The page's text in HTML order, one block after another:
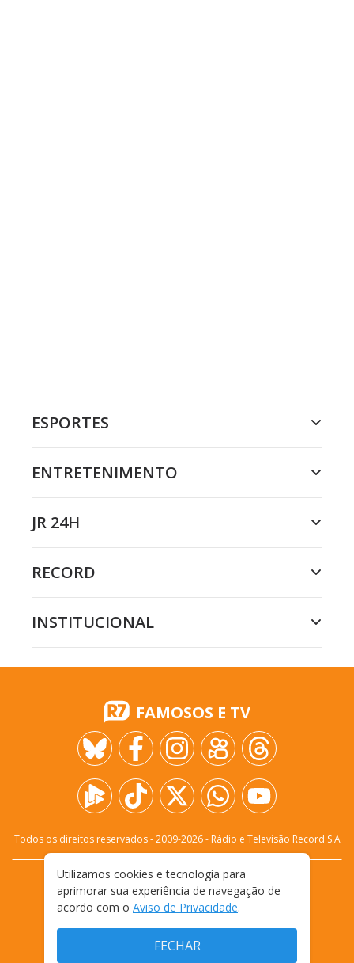
ESPORTES
ENTRETENIMENTO
JR 24H
RECORD
INSTITUCIONAL
FAMOSOS E TV
Todos os direitos reservados - 2009-2026- Rádio e Televisão Record S.A
FALE CONOSCO
PRIVACIDADE
TERMOS E CONDIÇÕES DE USO
Utilizamos cookies e tecnologia para
aprimorar sua experiência de navegação de
acordo com o Aviso de Privacidade.
FECHAR